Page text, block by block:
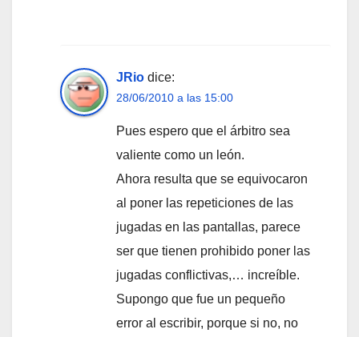
JRio dice:
28/06/2010 a las 15:00
Pues espero que el árbitro sea
valiente como un león.
Ahora resulta que se equivocaron
al poner las repeticiones de las
jugadas en las pantallas, parece
ser que tienen prohibido poner las
jugadas conflictivas,… increíble.
Supongo que fue un pequeño
error al escribir, porque si no, no